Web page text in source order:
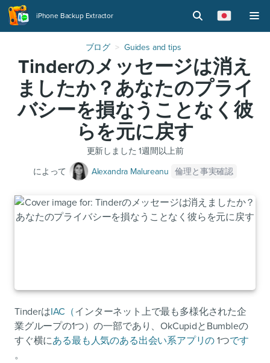
iPhone Backup Extractor
ブログ Guides and tips
Tinderのメッセージは消え
ましたか？あなたのプライ
バシーを損なうことなく彼
らを元に戻す
更新しました 1週間以上前
によって
Alexandra Malureanu 倫理と事実確認
TinderはIAC（インターネット上で最も多様化された企
業グループの1つ）の一部であり、OkCupidとBumbleの
すぐ横にある最も人気のある出会い系アプリの 1つです
。